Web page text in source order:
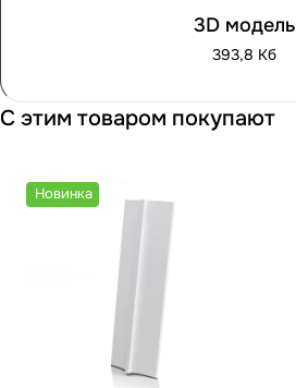
3D модель
393,8 Кб
С этим товаром покупают
Новинка